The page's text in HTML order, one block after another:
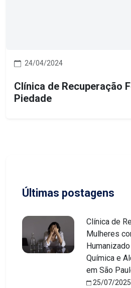
24/04/2024
Clínica de Recuperação
Piedade
Últimas postagens
Clínica de
Mulheres
Química e
em São
25/07/2025